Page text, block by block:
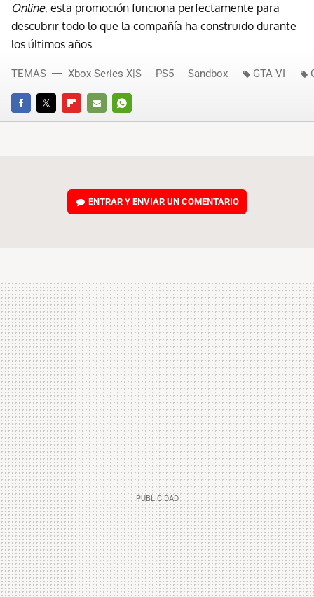
Online, esta promoción funciona perfectamente para
descubrir todo lo que la compañía ha construido durante
los últimos años.
FACEBOOKTWITTERFLIPBOARD
E-
WHATSAPP
TEMAS Xbox Series X|S PS5 Sandbox GTA VI
ENTRAR Y ENVIAR UN COMENTARIO